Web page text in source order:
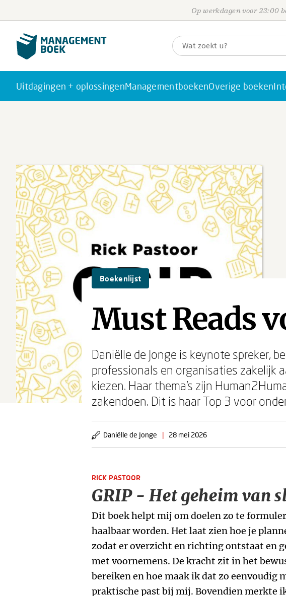
Op werkdagen voor 23:00
Uitdagingen + oplossingenManagementboekenOverige boeken
Boekenlijst
Must Reads
Daniëlle de Jonge is keynote spreker,
professionals en organisaties zakelijk
kiezen. Haar thema’s zijn
zakendoen. Dit is haar Top 3 voor
Daniëlle de Jonge | 28 mei 2026
RICK PASTOOR
GRIP - Het geheim van
Dit boek helpt mij om doelen zo te
haalbaar worden. Het laat zien hoe je
zodat er overzicht en richting ontstaat en
met voornemens. De kracht zit in het
bereiken en hoe maak ik dat zo eenvoudig
praktische past bij mij. Bovendien merkte